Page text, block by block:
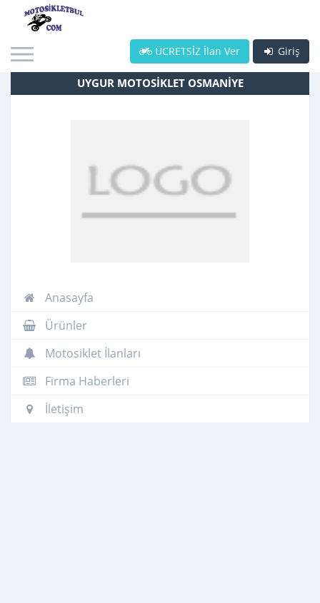
Giriş
ÜCRETSİZ İlan Ver
UYGUR MOTOSİKLET OSMANİYE
Anasayfa
Ürünler
Motosiklet İlanları
Firma Haberleri
İletişim